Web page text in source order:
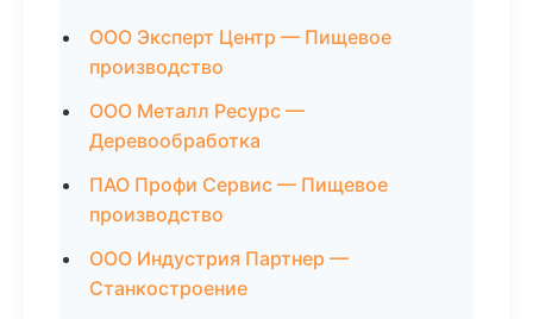
ООО Эксперт Центр — Пищевое
производство
ООО Металл Ресурс —
Деревообработка
ПАО Профи Сервис — Пищевое
производство
ООО Индустрия Партнер —
Станкостроение